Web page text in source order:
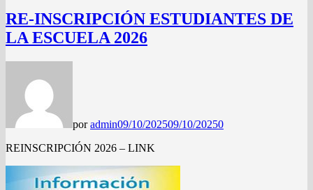
RE-INSCRIPCIÓN ESTUDIANTES DE
LA ESCUELA 2026
poradmin09/10/202509/10/20250
REINSCRIPCIÓN 2026 – LINK